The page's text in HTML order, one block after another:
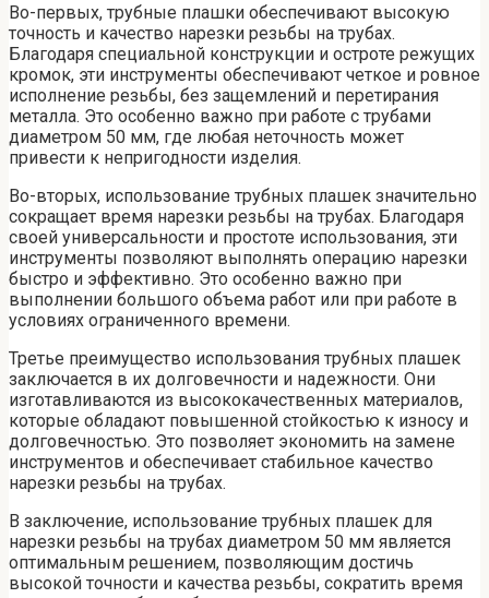
Во-первых, трубные плашки обеспечивают высокую
точность и качество нарезки резьбы на трубах.
Благодаря специальной конструкции и остроте режущих
кромок, эти инструменты обеспечивают четкое и ровное
исполнение резьбы, без защемлений и перетирания
металла. Это особенно важно при работе с трубами
диаметром 50 мм, где любая неточность может
привести к непригодности изделия.
Во-вторых, использование трубных плашек значительно
сокращает время нарезки резьбы на трубах. Благодаря
своей универсальности и простоте использования, эти
инструменты позволяют выполнять операцию нарезки
быстро и эффективно. Это особенно важно при
выполнении большого объема работ или при работе в
условиях ограниченного времени.
Третье преимущество использования трубных плашек
заключается в их долговечности и надежности. Они
изготавливаются из высококачественных материалов,
которые обладают повышенной стойкостью к износу и
долговечностью. Это позволяет экономить на замене
инструментов и обеспечивает стабильное качество
нарезки резьбы на трубах.
В заключение, использование трубных плашек для
нарезки резьбы на трубах диаметром 50 мм является
оптимальным решением, позволяющим достичь
высокой точности и качества резьбы, сократить время